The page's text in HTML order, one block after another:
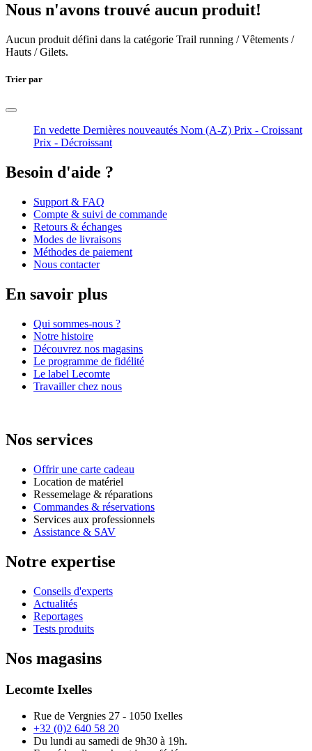
Nous n'avons trouvé aucun produit!
Aucun produit défini dans la catégorie Trail running / Vêtements /
Hauts / Gilets.
Trier par
En vedette Dernières nouveautés Nom (A-Z) Prix - Croissant
Prix - Décroissant
Besoin d'aide ?
Support & FAQ
Compte & suivi de commande
Retours & échanges
Modes de livraisons
Méthodes de paiement
Nous contacter
En savoir plus
Qui sommes-nous ?
Notre histoire
Découvrez nos magasins
Le programme de fidélité
Le label Lecomte
Travailler chez nous
Nos services
Offrir une carte cadeau
Location de matériel
Ressemelage & réparations
Commandes & réservations
Services aux professionnels
Assistance & SAV
Notre expertise
Conseils d'experts
Actualités
Reportages
Tests produits
Nos magasins
Lecomte Ixelles
Rue de Vergnies 27 - 1050 Ixelles
+32 (0)2 640 58 20
Du lundi au samedi de 9h30 à 19h.